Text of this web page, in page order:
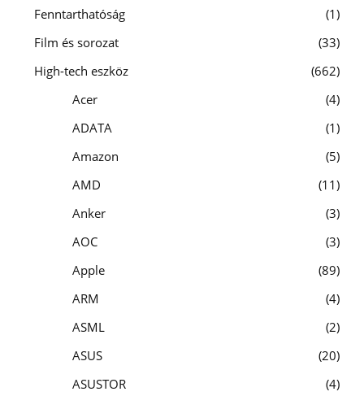
Fenntarthatóság
1
Film és sorozat
33
High-tech eszköz
662
Acer
4
ADATA
1
Amazon
5
AMD
11
Anker
3
AOC
3
Apple
89
ARM
4
ASML
2
ASUS
20
ASUSTOR
4